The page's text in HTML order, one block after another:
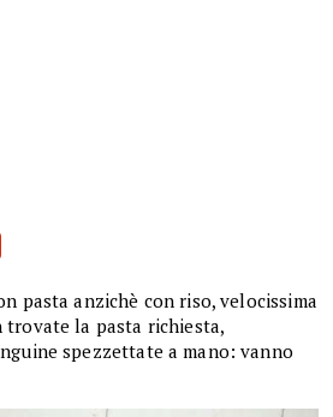
pasta anzichè con riso, velocissima
trovate la pasta richiesta,
spezzettate a mano: vanno